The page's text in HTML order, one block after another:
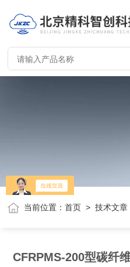
当前位置：首页 >技术文章
CFRPMS-200型碳纤